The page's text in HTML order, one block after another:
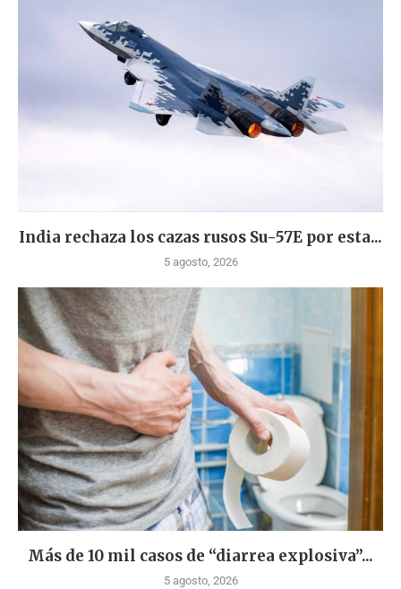
India rechaza los cazas rusos Su-57E por esta...
5 agosto, 2026
Más de 10 mil casos de “diarrea explosiva”...
5 agosto, 2026